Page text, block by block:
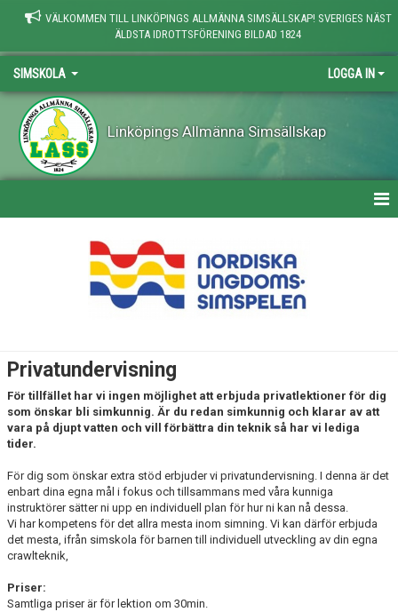
VÄLKOMMEN TILL LINKÖPINGS ALLMÄNNA SIMSÄLLSKAP! SVERIGES NÄST
ÄLDSTA IDROTTSFÖRENING BILDAD 1824
SIMSKOLA LOGGA IN
Linköpings Allmänna Simsällskap
PRIVATLEKTIONER
SOMMARLÄGER
DOKUMENT
Privatundervisning
För tillfället har vi ingen möjlighet att erbjuda privatlektioner för dig
som önskar bli simkunnig. Är du redan simkunnig och klarar av att
vara på djupt vatten och vill förbättra din teknik så har vi lediga
tider.
För dig som önskar extra stöd erbjuder vi privatundervisning. I denna är det
enbart dina egna mål i fokus och tillsammans med våra kunniga
instruktörer sätter ni upp en individuell plan för hur ni kan nå dessa.
Vi har kompetens för det allra mesta inom simning. Vi kan därför erbjuda
det mesta, ifrån simskola för barnen till individuell utveckling av din egna
crawlteknik,
Priser:
Samtliga priser är för lektion om 30min.